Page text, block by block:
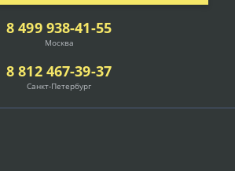
8 499 938-41-55
Москва
8 812 467-39-37
Санкт-Петербург